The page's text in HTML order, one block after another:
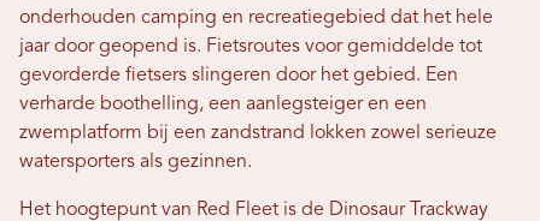
onderhouden camping en recreatiegebied dat het hele
jaar door geopend is. Fietsroutes voor gemiddelde tot
gevorderde fietsers slingeren door het gebied. Een
verharde boothelling, een aanlegsteiger en een
zwemplatform bij een zandstrand lokken zowel serieuze
watersporters als gezinnen.
Het hoogtepunt van Red Fleet is de Dinosaur Trackway